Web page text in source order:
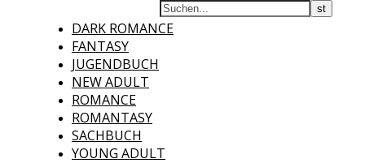
DARK ROMANCE
FANTASY
JUGENDBUCH
NEW ADULT
ROMANCE
ROMANTASY
SACHBUCH
YOUNG ADULT